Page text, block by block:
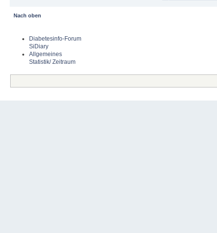
Nach oben
Diabetesinfo-Forum
SiDiary
Allgemeines
Statistik/ Zeitraum